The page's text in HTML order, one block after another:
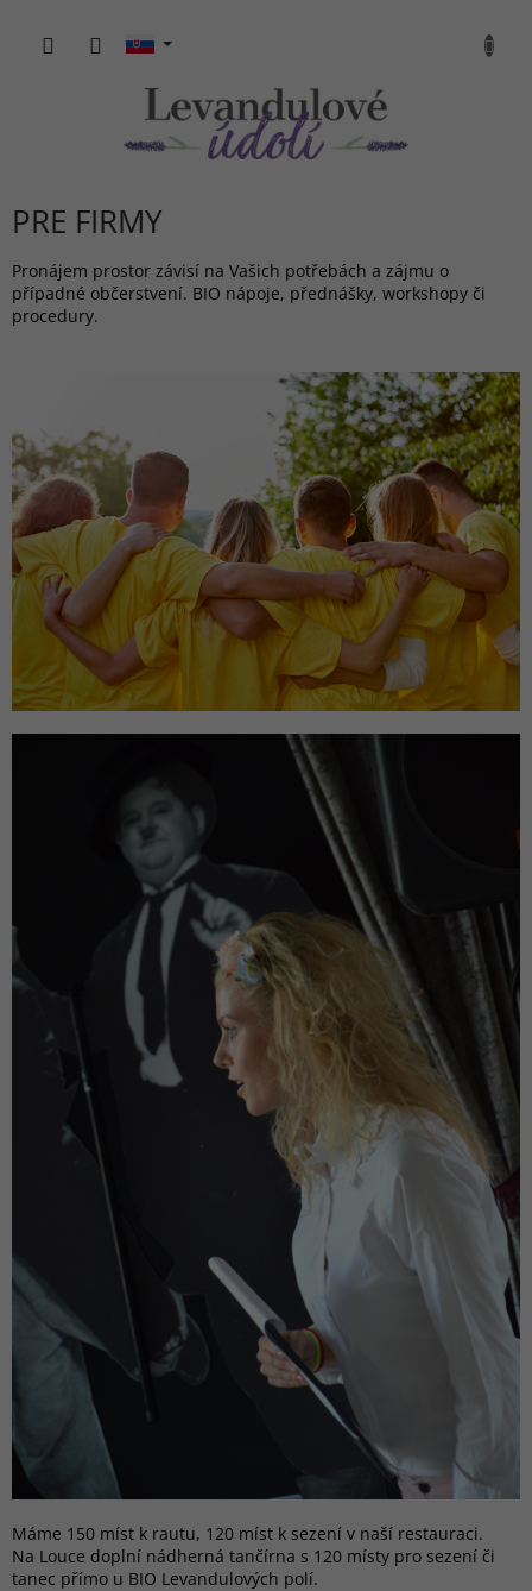
obsah
KOŠÍK
PRE FIRMY
Pronájem prostor závisí na Vašich potřebách a zájmu o
případné občerstvení. BIO nápoje, přednášky, workshopy či
procedury.
Máme 150 míst k rautu, 120 míst k sezení v naší restauraci.
Na Louce doplní nádherná tančírna s 120 místy pro sezení či
tanec přímo u BIO Levandulových polí.